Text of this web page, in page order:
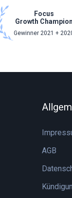
Focus
Growth Champion
Gewinner 2021 +
AGB